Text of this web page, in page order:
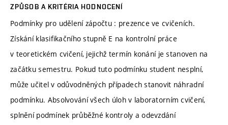
ZPŮSOB A KRITÉRIA HODNOCENÍ
Podmínky pro udělení zápočtu : prezence ve cvičeních.
Získání klasifikačního stupně E na kontrolní práce
v teoretickém cvičení, jejichž termín konání je stanoven na
začátku semestru. Pokud tuto podmínku student nesplní,
může učitel v odůvodněných případech stanovit náhradní
podmínku. Absolvování všech úloh v laboratorním cvičení,
splnění podmínek průběžné kontroly a odevzdání